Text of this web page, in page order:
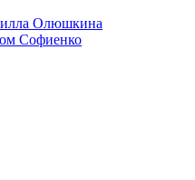
Олюшкина
Софиенко